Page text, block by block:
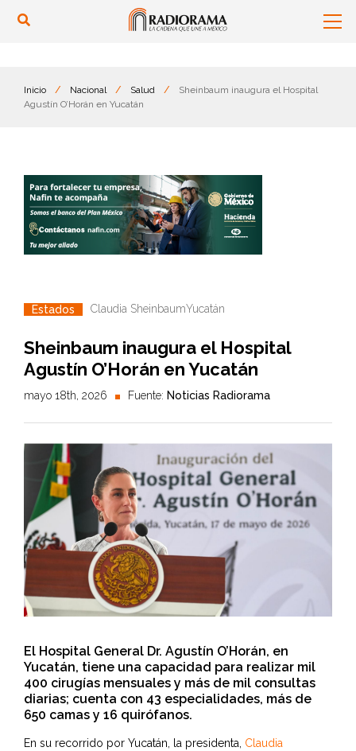
Inicio / Nacional / Salud /
Sheinbaum inaugura el Hospital
Agustín O’Horán en Yucatán
Estados Claudia SheinbaumYucatán
Sheinbaum inaugura el Hospital
Agustín O’Horán en Yucatán
mayo 18th, 2026 Fuente: Noticias Radiorama
El Hospital General Dr. Agustín O’Horán, en
Yucatán, tiene una capacidad para realizar mil
400 cirugías mensuales y más de mil consultas
diarias; cuenta con 43 especialidades, más de
650 camas y 16 quirófanos.
En su recorrido por Yucatán, la presidenta, Claudia